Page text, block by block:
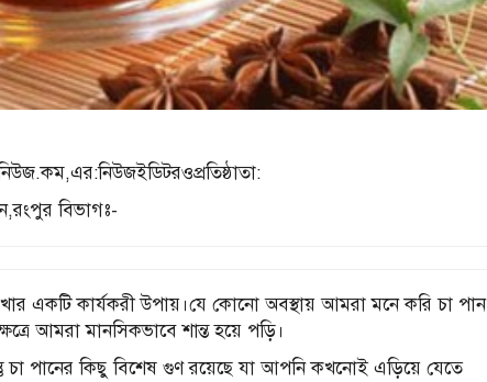
বিভাগঃ-
একটি কার্যকরী উপায়।যে কোনো অবস্থায় আমরা মনে করি চা পান
আমরা মানসিকভাবে শান্ত হয়ে পড়ি।
চা পানের কিছু বিশেষ গুণ রয়েছে যা আপনি কখনোই এড়িয়ে যেতে